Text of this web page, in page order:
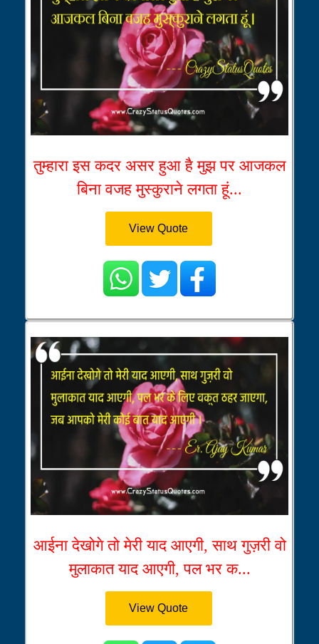
तुम्हारा इस कदर असर हुआ है मुझ पर आजकल
बिना वजह मुस्कुराने लगता हूं...
View Quote
आईना देखोगे तो मेरी याद आएगी, साथ गुज़री वो
मुलाकात याद आएगी, पल भर क...
View Quote